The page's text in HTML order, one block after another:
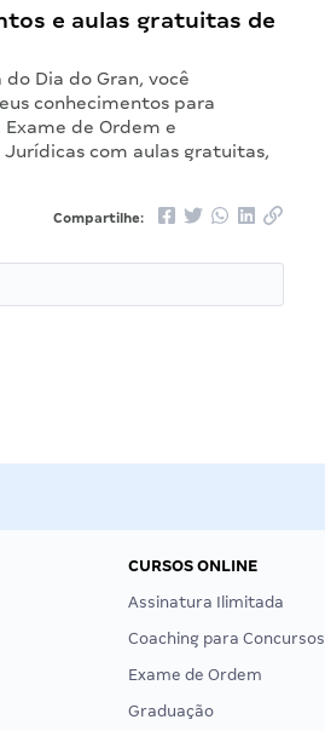
e aulas gratuitas de
Dia do Gran, você
conhecimentos para
Exame de Ordem e
com aulas gratuitas,
Compartilhe:
CURSOS ONLINE
Assinatura Ilimitada
Coaching para Concursos
Exame de Ordem
Graduação